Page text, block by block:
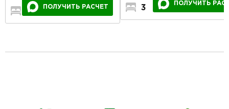
3
ПОЛУЧИТЬ РАСЧЕТ 3
ПОЛУЧИТЬ